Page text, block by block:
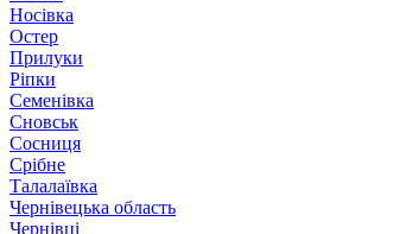
Носівка
Остер
Прилуки
Ріпки
Семенівка
Сновськ
Сосниця
Срібне
Талалаївка
Чернівецька область
Чернівці